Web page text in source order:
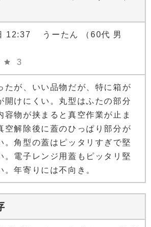
12:37 うーたん （60代 男
3
たが、いい品物だが、特に箱が
開けにくい。丸型はふたの部分
容物が挟まると真空作業が止ま
空解除後に蓋のひっぱり部分が
。角型の蓋はピッタリすぎで堅
。電子レンジ用蓋もピッタリ堅
。年寄りには不向き。